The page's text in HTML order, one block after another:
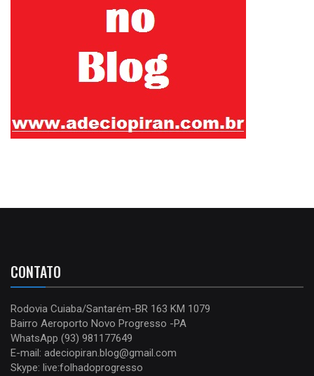
CONTATO
Rodovia Cuiaba/Santarém-BR 163 KM 1079
Bairro Aeroporto Novo Progresso -PA
WhatsApp (93) 981177649
E-mail: adeciopiran.blog@gmail.com
Skype: live:folhadoprogresso